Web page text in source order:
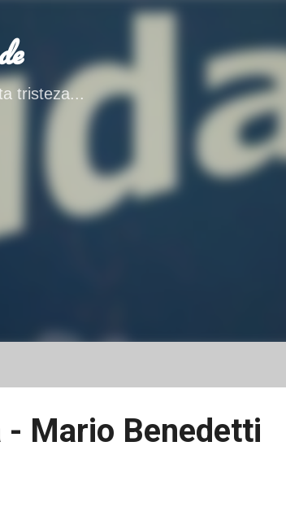
Ir al contenido principal
tristeza...
- Mario Benedetti